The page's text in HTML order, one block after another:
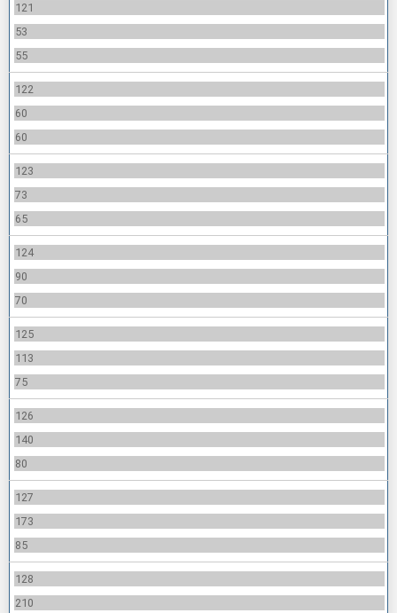
121
53
55
122
60
60
123
73
65
124
90
70
125
113
75
126
140
80
127
173
85
128
210